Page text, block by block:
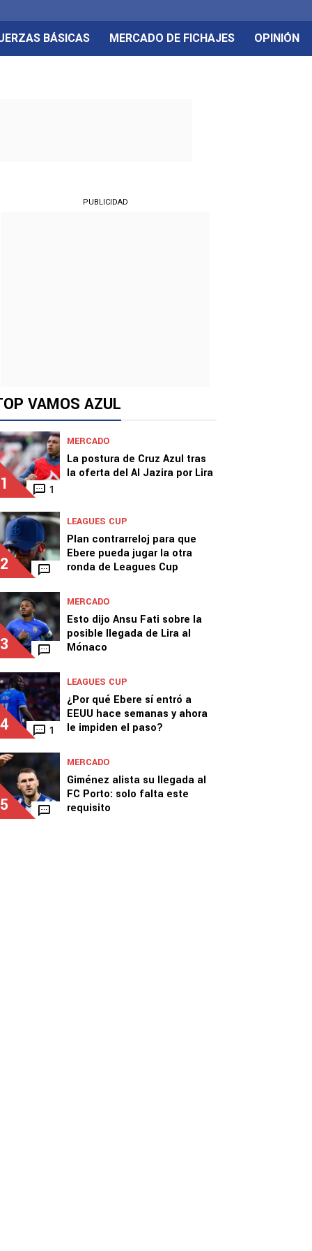
BÁSICAS MERCADO DE FICHAJES OPINIÓN
PUBLICIDAD
VAMOS AZUL
1 1
MERCADO
La postura de Cruz Azul tras
la oferta del Al Jazira por Lira
2
LEAGUES CUP
Plan contrarreloj para que
Ebere pueda jugar la otra
ronda de Leagues Cup
3
MERCADO
Esto dijo Ansu Fati sobre la
posible llegada de Lira al
Mónaco
4 1
LEAGUES CUP
¿Por qué Ebere sí entró a
EEUU hace semanas y ahora
le impiden el paso?
5
MERCADO
Giménez alista su llegada al
FC Porto: solo falta este
requisito